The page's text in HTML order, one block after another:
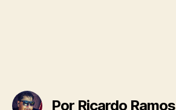
Por Ricardo Ramos